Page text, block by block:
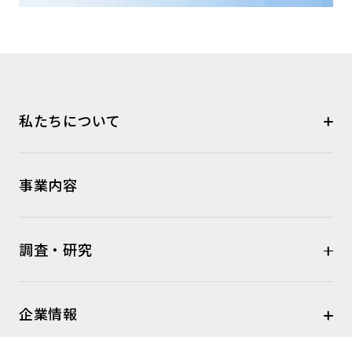
私たちについて
事業内容
調査・研究
企業情報